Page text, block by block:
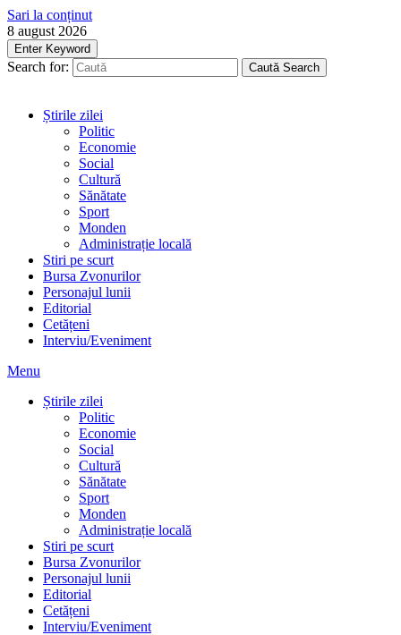
Sari la conținut
8 august 2026
Enter Keyword
Search for: Caută Search
Știrile zilei
Politic
Economie
Social
Cultură
Sănătate
Sport
Monden
Administrație locală
Stiri pe scurt
Bursa Zvonurilor
Personajul lunii
Editorial
Cetățeni
Interviu/Eveniment
Menu
Știrile zilei
Politic
Economie
Social
Cultură
Sănătate
Sport
Monden
Administrație locală
Stiri pe scurt
Bursa Zvonurilor
Personajul lunii
Editorial
Cetățeni
Interviu/Eveniment